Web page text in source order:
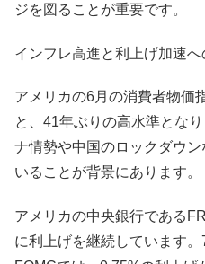
ジを図ることが重要です。
インフレ高進と利上げ加速へ
アメリカの6月の消費者物価
と、41年ぶりの高水準とな
ナ情勢や中国のロックダウ
いることが背景にあります。
アメリカの中央銀行である
に利上げを継続しています